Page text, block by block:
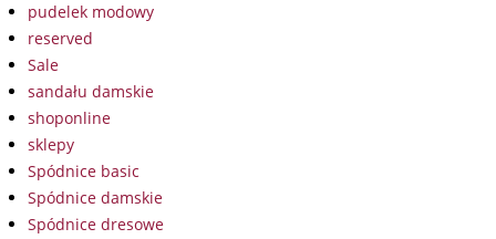
pudelek modowy
reserved
Sale
sandału damskie
shoponline
sklepy
Spódnice basic
Spódnice damskie
Spódnice dresowe